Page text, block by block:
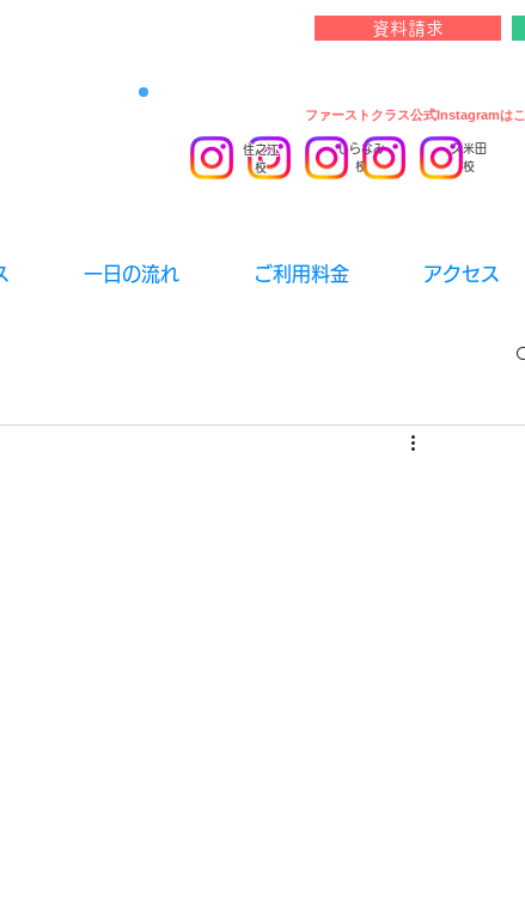
資料請求
ファーストクラス公式Instagramはこ
しらなみ
校
久米田
校
住之江
校
一日の流れ ご利用料金 アクセス